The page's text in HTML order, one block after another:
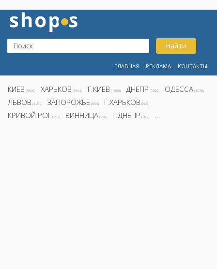
Найти
ГЛАВНАЯ РЕКЛАМА КОНТАКТЫ
КИЕВ (8800) ХАРЬКОВ (5922) Г.КИЕВ (1995) ДНЕПР (1692) ОДЕССА (1578)
ЛЬВОВ (1282) ЗАПОРОЖЬЕ (855) Г.ХАРЬКОВ (808)
КРИВОЙ РОГ (392) ВИННИЦА (390) Г.ДНЕПР (362) ...